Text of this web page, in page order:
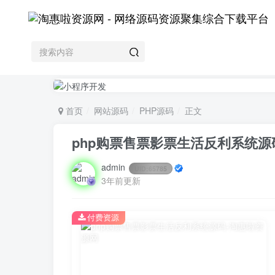
首页 网站源码 PHP源码 正文
php购票售票影票生活反利系统源
admin 65785
3年前更新
付费资源